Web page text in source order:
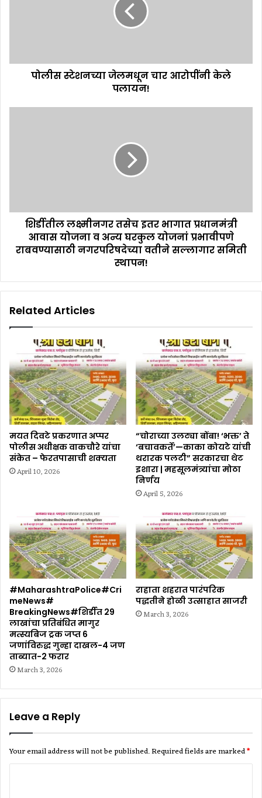
पोलीस स्टेशनच्या जेलमधून चार आरोपींनी केले
पलायन!
शिर्डीतील लक्ष्मीनगर तसेच इतर भागात प्रधानमंत्री
आवास योजना व अन्य घरकुल योजनां प्रभावीपणे
राबवण्यासाठी नगरपरिषदेच्या वतीने सल्लागार समिती
स्थापन!
Related Articles
मयत दिवटे प्रकरणात अप्पर
पोलीस अधीक्षक वाकचौरे यांचा
संकेत – फेरतपासाची शक्यता
April 10, 2026
“चोराच्या उलट्या बोंबा! ‘भक्त’ ते
‘बचावकर्ते’—काका कोयटे यांची
थरारक पलटी” सरकारचा थेट
इशारा | महसूलमंत्र्यांचा मोठा
निर्णय
April 5, 2026
#MaharashtraPolice#Cri
meNews#
BreakingNews#शिर्डीत 29
लाखांचा प्रतिबंधित मागुर
मत्स्यबिज ट्रक जप्त 6
जणांविरुद्ध गुन्हा दाखल-4 जण
ताब्यात-2 फरार
March 3, 2026
राहाता शहरात पारंपरिक
पद्धतीने होळी उत्साहात साजरी
March 3, 2026
Leave a Reply
Your email address will not be published.Required fields are marked*